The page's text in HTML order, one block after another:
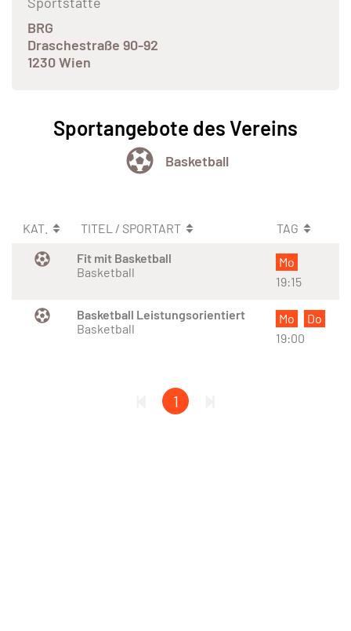
BRG
Draschestraße 90-92
1230 Wien
Sportangebote des Vereins
Basketball
KAT. TITEL / SPORTART
TAG
Fit mit Basketball
Basketball
Mo
19:15
Basketball Leistungsorientiert
Basketball
Mo
Do
19:00
1